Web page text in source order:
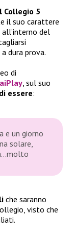
Collegio 5
il suo carattere
del
dura prova.
di
, sul suo
essere:
e un giorno
solare,
che saranno
visto che